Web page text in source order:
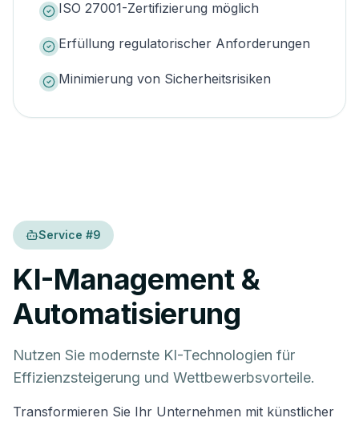
ISO 27001-Zertifizierung möglich
Erfüllung regulatorischer Anforderungen
Minimierung von Sicherheitsrisiken
Service #9
KI-Management &
Automatisierung
Nutzen Sie modernste KI-Technologien für
Effizienzsteigerung und Wettbewerbsvorteile.
Transformieren Sie Ihr Unternehmen mit künstlicher